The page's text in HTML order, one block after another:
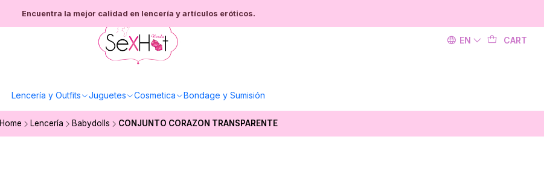
EN CART
Lencería y Outfits Juguetes Cosmetica Bondage y Sumisión
Encuentra la mejor calidad en lencería y artículos eróticos.
Home Lencería Babydolls CONJUNTO CORAZON TRANSPARENTE